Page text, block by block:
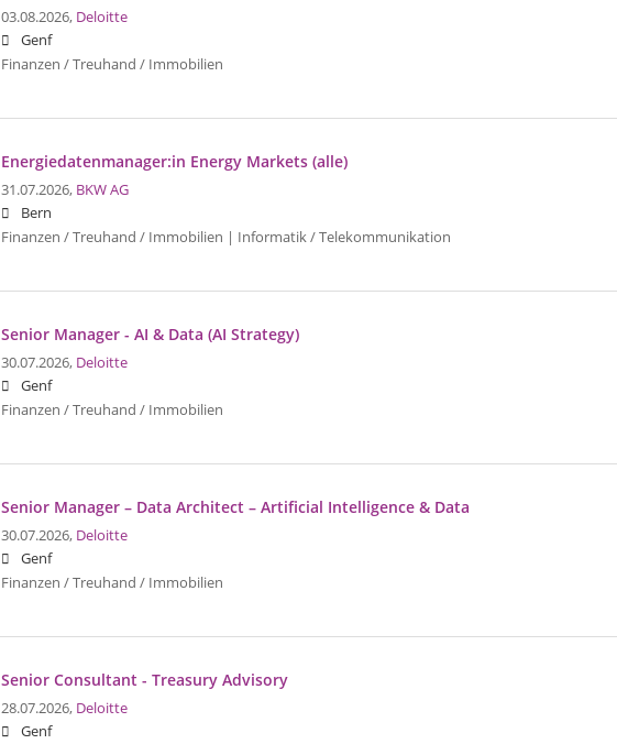
03.08.2026, Deloitte
Genf
Finanzen / Treuhand / Immobilien
Energiedatenmanager:in Energy Markets (alle)
31.07.2026, BKW AG
Bern
Finanzen / Treuhand / Immobilien | Informatik / Telekommunikation
Senior Manager - AI & Data (AI Strategy)
30.07.2026, Deloitte
Genf
Finanzen / Treuhand / Immobilien
Senior Manager – Data Architect – Artificial Intelligence & Data
30.07.2026, Deloitte
Genf
Finanzen / Treuhand / Immobilien
Senior Consultant - Treasury Advisory
28.07.2026, Deloitte
Genf